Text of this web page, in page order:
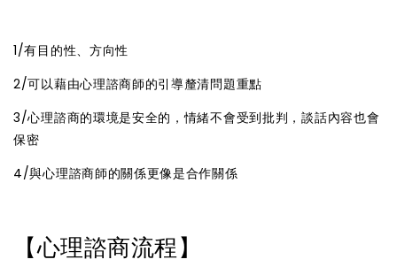
1/有目的性、方向性
2/可以藉由心理諮商師的引導釐清問題重點
3/心理諮商的環境是安全的，情緒不會受到批判，談話內容也會
保密
4/與心理諮商師的關係更像是合作關係
【心理諮商流程】